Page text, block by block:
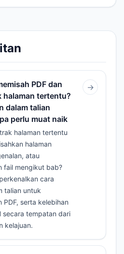
PDF dan
halaman tertentu?
dalam talian
perlu muat naik
halaman tertentu
halaman
atau
fail mengikut bab?
cara
talian untuk
PDF, serta kelebihan
secara tempatan dari
kelajuan.
→